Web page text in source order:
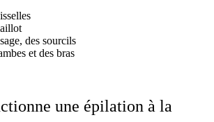
des sourcils
et des bras
une épilation à la